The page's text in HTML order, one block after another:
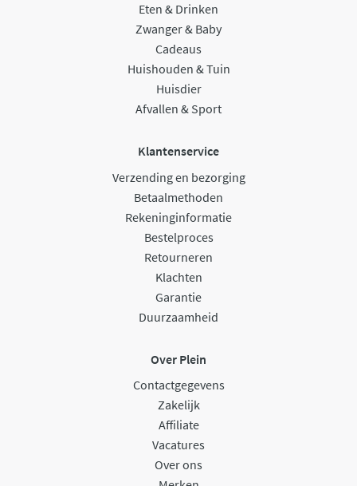
Eten & Drinken
Zwanger & Baby
Cadeaus
Huishouden & Tuin
Huisdier
Afvallen & Sport
Klantenservice
Verzending en bezorging
Betaalmethoden
Rekeninginformatie
Bestelproces
Retourneren
Klachten
Garantie
Duurzaamheid
Over Plein
Contactgegevens
Zakelijk
Affiliate
Vacatures
Over ons